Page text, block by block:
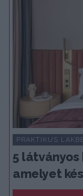
PRAKTIKUS
5
amelyet